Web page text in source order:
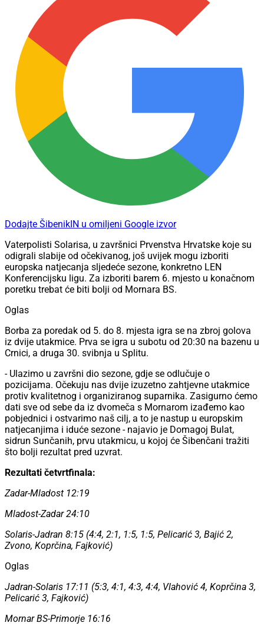
Dodajte ŠibenikIN u omiljeni Google izvor
Vaterpolisti Solarisa, u završnici Prvenstva Hrvatske koje su
odigrali slabije od očekivanog, još uvijek mogu izboriti
europska natjecanja sljedeće sezone, konkretno LEN
Konferencijsku ligu. Za izboriti barem 6. mjesto u konačnom
poretku trebat će biti bolji od Mornara BS.
Oglas
Borba za poredak od 5. do 8. mjesta igra se na zbroj golova
iz dvije utakmice. Prva se igra u subotu od 20:30 na bazenu u
Crnici, a druga 30. svibnja u Splitu.
- Ulazimo u završni dio sezone, gdje se odlučuje o
pozicijama. Očekuju nas dvije izuzetno zahtjevne utakmice
protiv kvalitetnog i organiziranog suparnika. Zasigurno ćemo
dati sve od sebe da iz dvomeča s Mornarom izađemo kao
pobjednici i ostvarimo naš cilj, a to je nastup u europskim
natjecanjima i iduće sezone - najavio je Domagoj Bulat,
sidrun Sunčanih, prvu utakmicu, u kojoj će Šibenčani tražiti
što bolji rezultat pred uzvrat.
Rezultati četvrtfinala:
Zadar-Mladost 12:19
Mladost-Zadar 24:10
Solaris-Jadran 8:15 (4:4, 2:1, 1:5, 1:5, Pelicarić 3, Bajić 2,
Zvono, Koprčina, Fajković)
Oglas
Jadran-Solaris 17:11 (5:3, 4:1, 4:3, 4:4, Vlahović 4, Koprčina 3,
Pelicarić 3, Fajković)
Mornar BS-Primorje 16:16